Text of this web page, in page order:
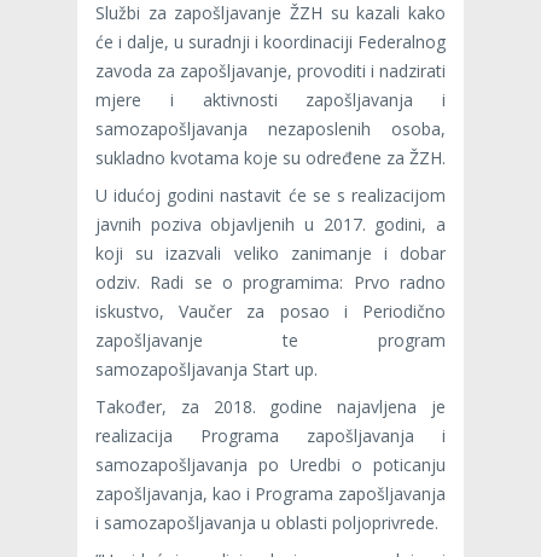
Službi za zapošljavanje ŽZH su kazali kako
će i dalje, u suradnji i koordinaciji Federalnog
zavoda za zapošljavanje, provoditi i nadzirati
mjere i aktivnosti zapošljavanja i
samozapošljavanja nezaposlenih osoba,
sukladno kvotama koje su određene za ŽZH.
U idućoj godini nastavit će se s realizacijom
javnih poziva objavljenih u 2017. godini, a
koji su izazvali veliko zanimanje i dobar
odziv. Radi se o programima: Prvo radno
iskustvo, Vaučer za posao i Periodično
zapošljavanje te program
samozapošljavanja Start up.
Također, za 2018. godine najavljena je
realizacija Programa zapošljavanja i
samozapošljavanja po Uredbi o poticanju
zapošljavanja, kao i Programa zapošljavanja
i samozapošljavanja u oblasti poljoprivrede.